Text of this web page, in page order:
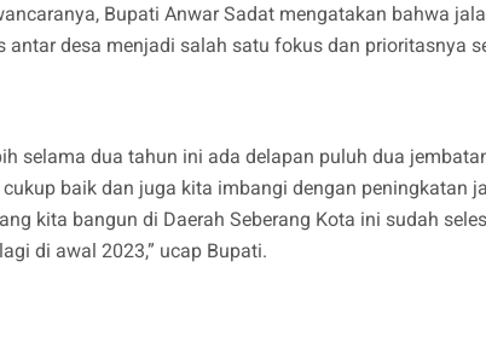
Bupati Anwar Sadat mengatakan bahwa
antar desa menjadi salah satu fokus dan prioritasnya
selama dua tahun ini ada delapan puluh dua
cukup baik dan juga kita imbangi dengan peningkatan
kita bangun di Daerah Seberang Kota ini sudah
di awal 2023,” ucap Bupati.